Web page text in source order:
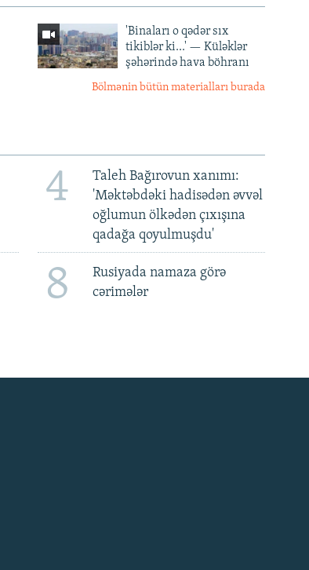
'Binaları o qədər sıx
tikiblər ki...' — Küləklər
şəhərində hava böhranı
Bölmənin bütün materialları burada
4
Taleh Bağırovun xanımı:
'Məktəbdəki hadisədən əvvəl
oğlumun ölkədən çıxışına
qadağa qoyulmuşdu'
8
Rusiyada namaza görə
cərimələr